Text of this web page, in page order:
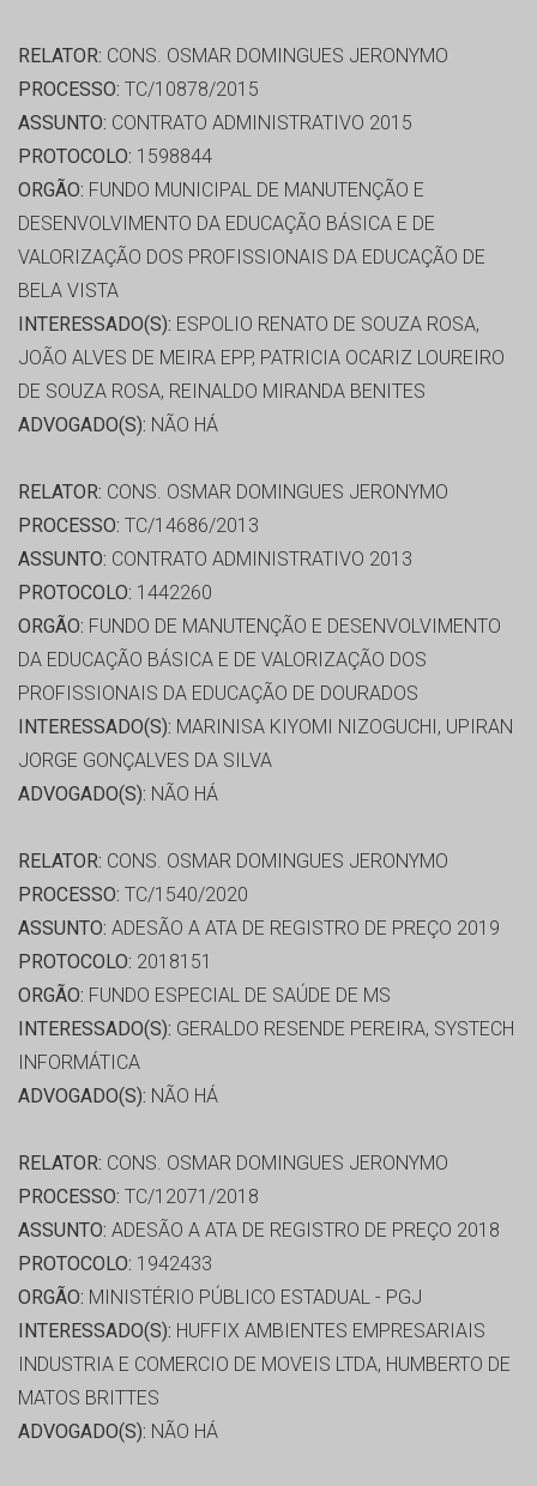
RELATOR: CONS. OSMAR DOMINGUES JERONYMO
PROCESSO: TC/10878/2015
ASSUNTO: CONTRATO ADMINISTRATIVO 2015
PROTOCOLO: 1598844
ORGÃO: FUNDO MUNICIPAL DE MANUTENÇÃO E
DESENVOLVIMENTO DA EDUCAÇÃO BÁSICA E DE
VALORIZAÇÃO DOS PROFISSIONAIS DA EDUCAÇÃO DE
BELA VISTA
INTERESSADO(S): ESPOLIO RENATO DE SOUZA ROSA,
JOÃO ALVES DE MEIRA EPP, PATRICIA OCARIZ LOUREIRO
DE SOUZA ROSA, REINALDO MIRANDA BENITES
ADVOGADO(S): NÃO HÁ
RELATOR: CONS. OSMAR DOMINGUES JERONYMO
PROCESSO: TC/14686/2013
ASSUNTO: CONTRATO ADMINISTRATIVO 2013
PROTOCOLO: 1442260
ORGÃO: FUNDO DE MANUTENÇÃO E DESENVOLVIMENTO
DA EDUCAÇÃO BÁSICA E DE VALORIZAÇÃO DOS
PROFISSIONAIS DA EDUCAÇÃO DE DOURADOS
INTERESSADO(S): MARINISA KIYOMI NIZOGUCHI, UPIRAN
JORGE GONÇALVES DA SILVA
ADVOGADO(S): NÃO HÁ
RELATOR: CONS. OSMAR DOMINGUES JERONYMO
PROCESSO: TC/1540/2020
ASSUNTO: ADESÃO A ATA DE REGISTRO DE PREÇO 2019
PROTOCOLO: 2018151
ORGÃO: FUNDO ESPECIAL DE SAÚDE DE MS
INTERESSADO(S): GERALDO RESENDE PEREIRA, SYSTECH
INFORMÁTICA
ADVOGADO(S): NÃO HÁ
RELATOR: CONS. OSMAR DOMINGUES JERONYMO
PROCESSO: TC/12071/2018
ASSUNTO: ADESÃO A ATA DE REGISTRO DE PREÇO 2018
PROTOCOLO: 1942433
ORGÃO: MINISTÉRIO PÚBLICO ESTADUAL - PGJ
INTERESSADO(S): HUFFIX AMBIENTES EMPRESARIAIS
INDUSTRIA E COMERCIO DE MOVEIS LTDA, HUMBERTO DE
MATOS BRITTES
ADVOGADO(S): NÃO HÁ